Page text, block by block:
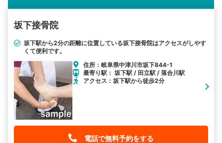
坂下接骨院
坂下駅から2分の距離に位置している坂下接骨院はアクセスがしやす
くて便利です。
住所：岐阜県中津川市坂下844-1
最寄り駅： 坂下駅 / 田立駅 / 落合川駅
アクセス：坂下駅から徒歩2分
電話で無料予約をする